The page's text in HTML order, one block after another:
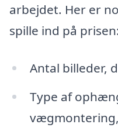
arbejdet. Her er
spille ind på prisen:
Antal billeder,
Type af